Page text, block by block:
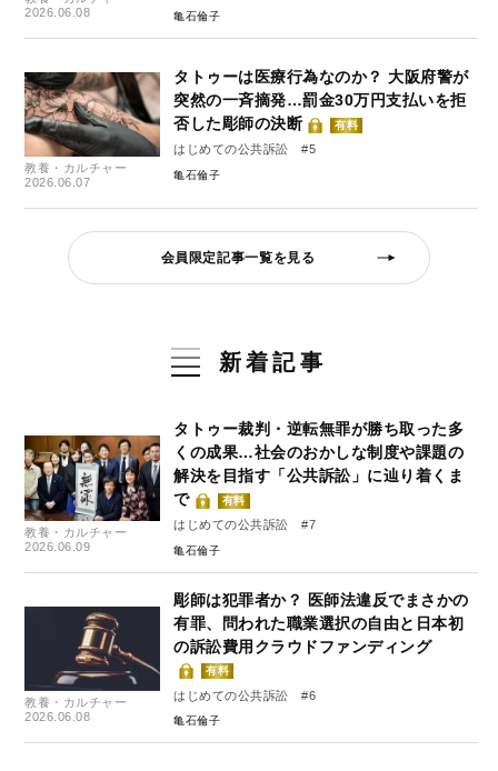
2026.06.08
亀石倫子
教養・カルチャー
2026.06.07
タトゥーは医療行為なのか？ 大阪府警が
突然の一斉摘発…罰金30万円支払いを拒
否した彫師の決断
有料
はじめての公共訴訟 #5
亀石倫子
会員限定記事一覧を見る
新着記事
教養・カルチャー
2026.06.09
タトゥー裁判・逆転無罪が勝ち取った多
くの成果…社会のおかしな制度や課題の
解決を目指す「公共訴訟」に辿り着くま
で
有料
はじめての公共訴訟 #7
亀石倫子
教養・カルチャー
2026.06.08
彫師は犯罪者か？ 医師法違反でまさかの
有罪、問われた職業選択の自由と日本初
の訴訟費用クラウドファンディング
有料
はじめての公共訴訟 #6
亀石倫子